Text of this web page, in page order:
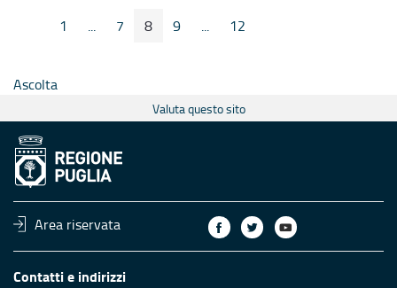
Pagina Precedente
Pagina
1 ...
Pagine intermedie
Pagina
7 Pagina
8 Pagina
9 ...
Pagine intermedie
Pagina
12
Ascolta
Valuta questo sito
Area riservata
Contatti e indirizzi